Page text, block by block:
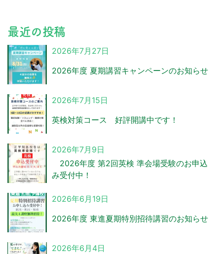
最近の投稿
2026年度 夏期講習キャンペーンのお知らせ
2026年7月27日
英検対策コース 好評開講中です！
2026年7月15日
2026年度 第2回英検 準会場受験のお申込
み受付中！
2026年7月9日
2026年度 東進夏期特別招待講習のお知らせ
2026年6月19日
2026年6月4日